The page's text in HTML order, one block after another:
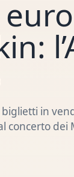
in
concerto